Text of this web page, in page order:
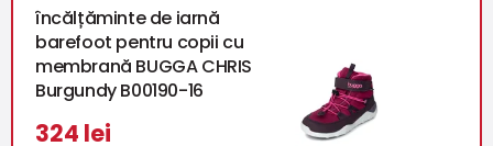
încălțăminte de iarnă
barefoot pentru copii cu
membrană BUGGA CHRIS
Burgundy B00190-16
324 lei